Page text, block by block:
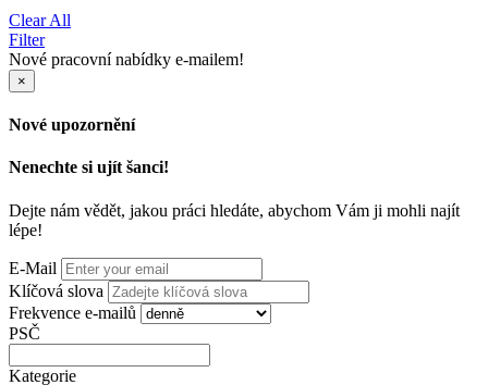
Clear All
Filter
Nové pracovní nabídky e-mailem!
×
Nové upozornění
Nenechte si ujít šanci!
Dejte nám vědět, jakou práci hledáte, abychom Vám ji mohli najít
lépe!
E-Mail
Klíčová slova
Frekvence e-mailů
PSČ
Kategorie